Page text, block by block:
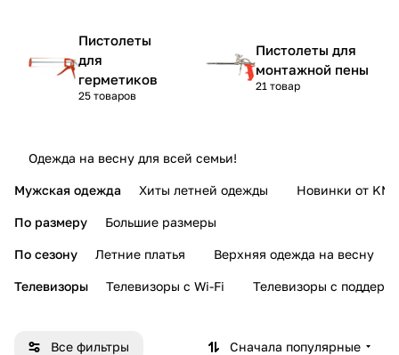
Пистолеты
для
герметиков
25 товаров
Пистолеты для
монтажной пены
21 товар
Одежда на весну для всей семьи!
Мужская одежда Хиты летней одежды Новинки от KMI
По размеру Большие размеры
По сезону Летние платья Верхняя одежда на весну
Телевизоры Телевизоры с Wi-Fi Телевизоры с
Все фильтры Сначала популярные